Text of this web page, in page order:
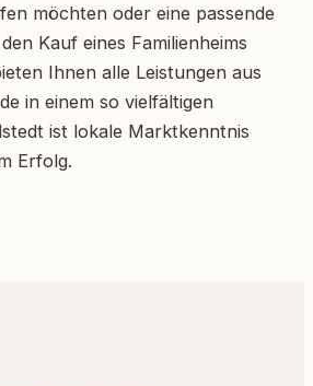
möchten oder eine passende
Kauf eines Familienheims
Ihnen alle Leistungen aus
in einem so vielfältigen
ist lokale Marktkenntnis
Erfolg.